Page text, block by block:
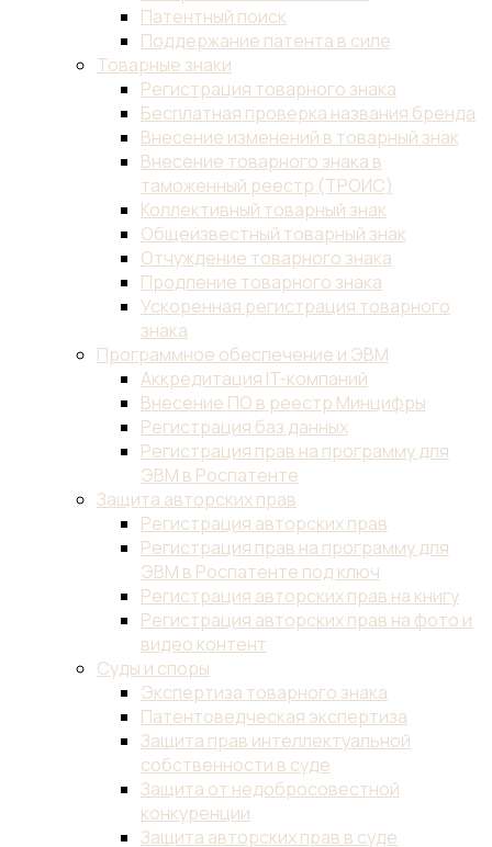
Патентный поиск
Поддержание патента в силе
Товарные знаки
Регистрация товарного знака
Бесплатная проверка названия бренда
Внесение изменений в товарный знак
Внесение товарного знака в
таможенный реестр (ТРОИС)
Коллективный товарный знак
Общеизвестный товарный знак
Отчуждение товарного знака
Продление товарного знака
Ускоренная регистрация товарного
знака
Программное обеспечение и ЭВМ
Аккредитация IT-компаний
Внесение ПО в реестр Минцифры
Регистрация баз данных
Регистрация прав на программу для
ЭВМ в Роспатенте
Защита авторских прав
Регистрация авторских прав
Регистрация прав на программу для
ЭВМ в Роспатенте под ключ
Регистрация авторских прав на книгу
Регистрация авторских прав на фото и
видео контент
Суды и споры
Экспертиза товарного знака
Патентоведческая экспертиза
Защита прав интеллектуальной
собственности в суде
Защита от недобросовестной
конкуренции
Защита авторских прав в суде